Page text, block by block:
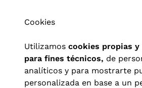
Cookies
Utilizamos cookies propias y
para fines técnicos, de
analíticos y para mostrarte
personalizada en base a un